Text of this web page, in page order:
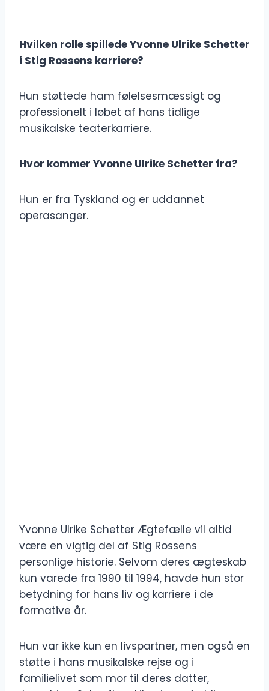
Hvilken rolle spillede Yvonne Ulrike Schetter
i Stig Rossens karriere?
Hun støttede ham følelsesmæssigt og
professionelt i løbet af hans tidlige
musikalske teaterkarriere.
Hvor kommer Yvonne Ulrike Schetter fra?
Hun er fra Tyskland og er uddannet
operasanger.
Yvonne Ulrike Schetter Ægtefælle vil altid
være en vigtig del af Stig Rossens
personlige historie. Selvom deres ægteskab
kun varede fra 1990 til 1994, havde hun stor
betydning for hans liv og karriere i de
formative år.
Hun var ikke kun en livspartner, men også en
støtte i hans musikalske rejse og i
familielivet som mor til deres datter,